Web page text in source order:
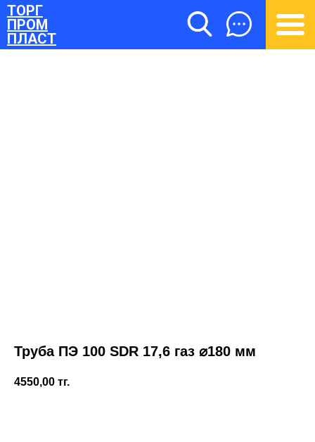
ТОРГ
ПРОМ
ПЛАСТ
Труба ПЭ 100 SDR 17,6 газ ⌀180 мм
4550,00 тг.